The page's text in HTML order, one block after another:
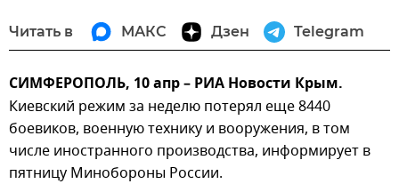
Читать в МАКС Дзен Telegram
СИМФЕРОПОЛЬ, 10 апр – РИА Новости Крым.
Киевский режим за неделю потерял еще 8440
боевиков, военную технику и вооружения, в том
числе иностранного производства, информирует в
пятницу Минобороны России.